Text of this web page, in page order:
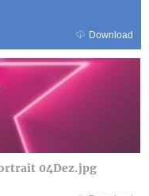
Download
04Dez.jpg